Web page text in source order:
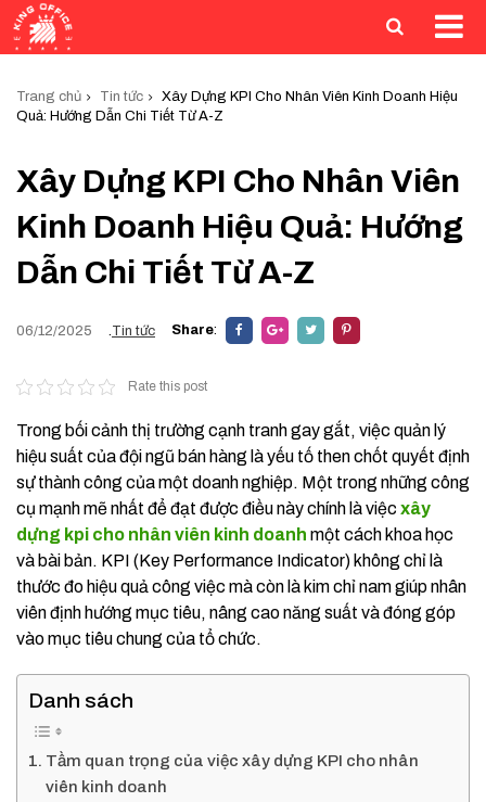
Trang chủ Tin tức
Xây Dựng KPI Cho Nhân Viên Kinh Doanh Hiệu
Quả: Hướng Dẫn Chi Tiết Từ A-Z
Xây Dựng KPI Cho Nhân Viên
Kinh Doanh Hiệu Quả: Hướng
Dẫn Chi Tiết Từ A-Z
06/12/2025 Tin tức Share:
Rate this post
Trong bối cảnh thị trường cạnh tranh gay gắt, việc quản lý
hiệu suất của đội ngũ bán hàng là yếu tố then chốt quyết định
sự thành công của một doanh nghiệp. Một trong những công
cụ mạnh mẽ nhất để đạt được điều này chính là việc xây
dựng kpi cho nhân viên kinh doanh một cách khoa học
và bài bản. KPI (Key Performance Indicator) không chỉ là
thước đo hiệu quả công việc mà còn là kim chỉ nam giúp nhân
viên định hướng mục tiêu, nâng cao năng suất và đóng góp
vào mục tiêu chung của tổ chức.
Danh sách
Tầm quan trọng của việc xây dựng KPI cho nhân
viên kinh doanh